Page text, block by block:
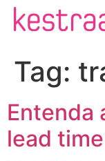
Tag:
Entenda
lead